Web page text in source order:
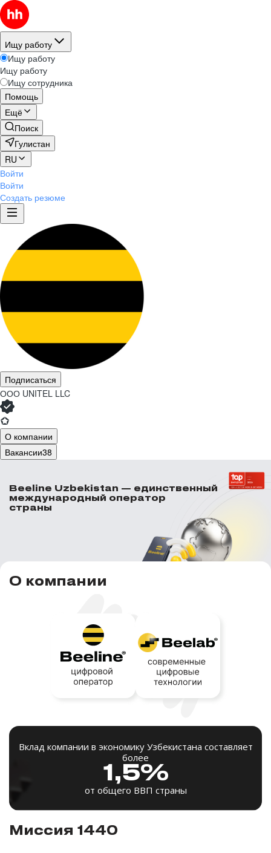
Ищу работу
Ищу работу
Ищу работу
Ищу сотрудника
Помощь
Ещё
Поиск
Гулистан
RU
Войти
Войти
Создать резюме
Подписаться
ООО UNITEL LLC
О компании
Вакансии38
Beeline Uzbekistan — единственный
международный оператор
страны
О компании
Вклад компании в экономику Узбекистана составляет
более
1,5%
от общего ВВП страны
Миссия 1440